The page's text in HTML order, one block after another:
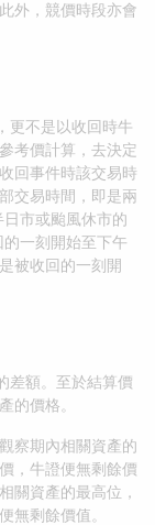
外，競價時段亦會
更不是以收回時牛
考價計算，去決定
回事件時該交易時
交易時間，即是兩
市或颱風休市的
一刻開始至下午
被收回的一刻開
差額。至於結算價
的價格。
察期內相關資產的
，牛證便無剩餘價
關資產的最高位，
無剩餘價值。